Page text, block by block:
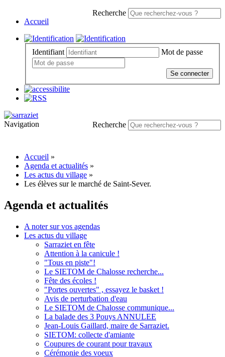
Recherche
Accueil
Identifiant Mot de passe
Se connecter
Recherche
Navigation
Accueil »
Agenda et actualités »
Les actus du village »
Les élèves sur le marché de Saint-Sever.
Agenda et actualités
A noter sur vos agendas
Les actus du village
Sarraziet en fête
Attention à la canicule !
"Tous en piste"!
Le SIETOM de Chalosse recherche...
Fête des écoles !
"Portes ouvertes" , essayez le basket !
Avis de perturbation d'eau
Le SIETOM de Chalosse communique...
La balade des 3 Pouys ANNULEE
Jean-Louis Gaillard, maire de Sarraziet.
SIETOM: collecte d'amiante
Coupures de courant pour travaux
Cérémonie des voeux